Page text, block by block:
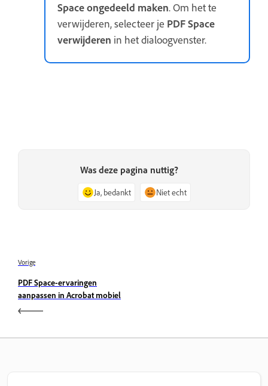
Space ongedeeld maken. Om het te
verwijderen, selecteer je PDF Space
verwijderen in het dialoogvenster.
Was deze pagina nuttig?
Ja, bedankt Niet echt
Vorige
PDF Space-ervaringen
aanpassen in Acrobat mobiel